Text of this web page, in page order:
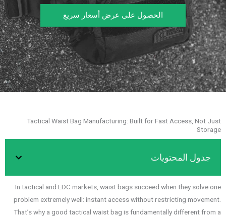
الحصول على عرض أسعار سريع
Tactical Waist Bag Manufacturing: Built for Fast Access, Not Just
Storage
جدول المحتويات
In tactical and EDC markets, waist bags succeed when they solve one
problem extremely well: instant access without restricting movement.
That’s why a good tactical waist bag is fundamentally different from a